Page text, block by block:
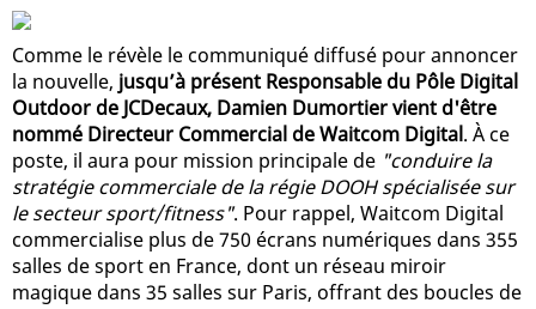
Comme le révèle le communiqué diffusé pour annoncer
la nouvelle, jusqu’à présent Responsable du Pôle Digital
Outdoor de JCDecaux, Damien Dumortier vient d'être
nommé Directeur Commercial de Waitcom Digital. À ce
poste, il aura pour mission principale de "conduire la
stratégie commerciale de la régie DOOH spécialisée sur
le secteur sport/fitness". Pour rappel, Waitcom Digital
commercialise plus de 750 écrans numériques dans 355
salles de sport en France, dont un réseau miroir
magique dans 35 salles sur Paris, offrant des boucles de